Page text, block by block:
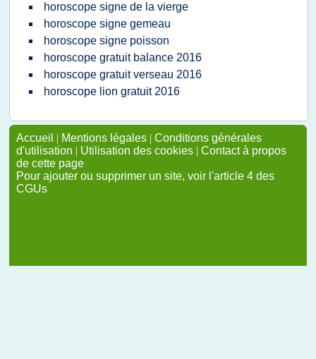
horoscope signe de la vierge
horoscope signe gemeau
horoscope signe poisson
horoscope gratuit balance 2016
horoscope gratuit verseau 2016
horoscope lion gratuit 2016
Accueil | Mentions légales | Conditions générales
d'utilisation | Utilisation des cookies | Contact à propos
de cette page
Pour ajouter ou supprimer un site, voir l'article 4 des
CGUs